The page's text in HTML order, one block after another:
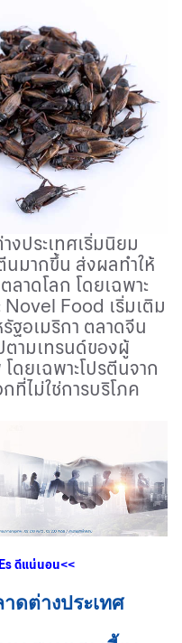
งประเทศเริ่มนิยม
มากขึ้น ส่งผลทำให้
ลาดโลก โดยเฉพาะ
Novel Food เริ่มเติม
ฐอเมริกา ตลาดจีน
ตามเทรนด์ของผู้
ดยเฉพาะโปรตีนจาก
ที่ไม่ใช่การบริโภค
ดีแน่นอน<<
ดต่างประเทศ